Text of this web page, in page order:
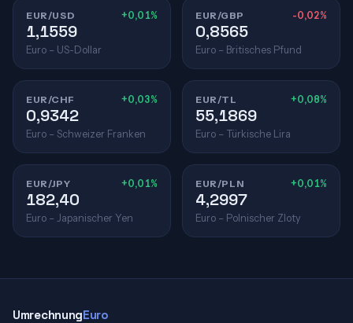
EUR/USD +0,01%
1,1559
Euro – US-Dollar
EUR/GBP -0,02%
0,8565
Euro – Britisches Pfund
EUR/CHF +0,03%
0,9342
Euro – Schweizer Franken
EUR/TL +0,08%
55,1869
Euro – Türkische Lira
EUR/JPY +0,01%
182,40
Euro – Japanischer Yen
EUR/PLN +0,01%
4,2997
Euro – Polnischer Zloty
UmrechnungEuro